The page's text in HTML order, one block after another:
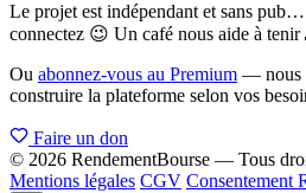
Le projet est indépendant et sans
connectez 😉 Un café nous aide à tenir
Ou abonnez-vous au Premium — nous
construire la plateforme selon vos
Faire un don
© 2026 RendementBourse — Tous
Mentions légales CGV Consentement